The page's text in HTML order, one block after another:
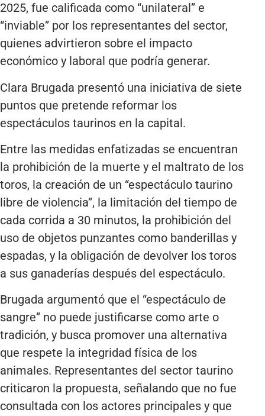
2025, fue calificada como “unilateral” e
“inviable” por los representantes del sector,
quienes advirtieron sobre el impacto
económico y laboral que podría generar.
Clara Brugada presentó una iniciativa de siete
puntos que pretende reformar los
espectáculos taurinos en la capital.
Entre las medidas enfatizadas se encuentran
la prohibición de la muerte y el maltrato de los
toros, la creación de un “espectáculo taurino
libre de violencia”, la limitación del tiempo de
cada corrida a 30 minutos, la prohibición del
uso de objetos punzantes como banderillas y
espadas, y la obligación de devolver los toros
a sus ganaderías después del espectáculo.
Brugada argumentó que el “espectáculo de
sangre” no puede justificarse como arte o
tradición, y busca promover una alternativa
que respete la integridad física de los
animales. Representantes del sector taurino
criticaron la propuesta, señalando que no fue
consultada con los actores principales y que